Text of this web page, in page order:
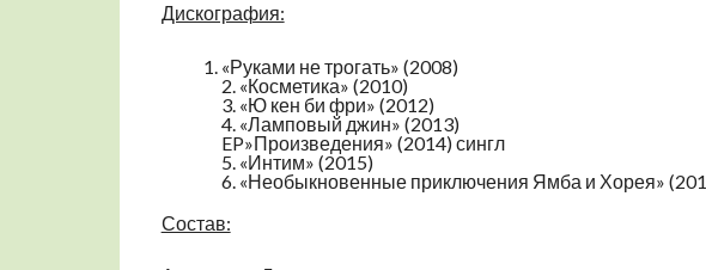
Дискография:
«Руками не трогать» (2008)
2. «Косметика» (2010)
3. «Ю кен би фри» (2012)
4. «Ламповый джин» (2013)
EP»Произведения» (2014) сингл
5. «Интим» (2015)
6. «Необыкновенные приключения Ямба и Хорея»
Состав: